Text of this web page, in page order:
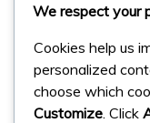
We respect your
Cookies help us
personalized
choose which
Customize . Click